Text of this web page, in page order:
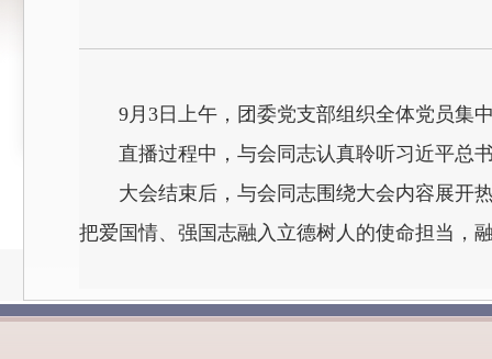
9月3日上午，团委党支部组织全体党员集
直播过程中，与会同志认真聆听习近平总
大会结束后，与会同志围绕大会内容展开
把爱国情、强国志融入立德树人的使命担当，